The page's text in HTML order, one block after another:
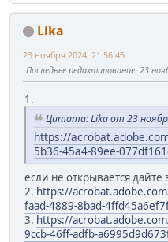
Lika
23 ноября 2024, 21:56:45
Последнее редактирование: 23
1.
Цитата: Lika от 23
https://
5b36-45a4-89ee-
если не открывается дайте
2. https://
faad-4889-8bad-
3. https://
9ccb-46ff-adfb-